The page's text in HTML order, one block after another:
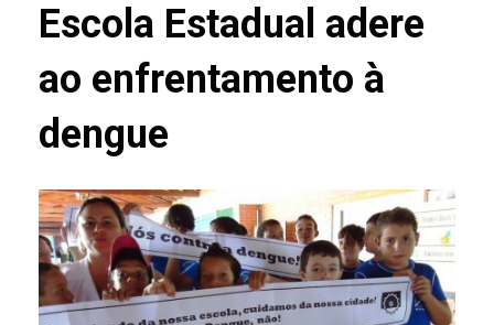
Escola Estadual adere
ao enfrentamento à
dengue